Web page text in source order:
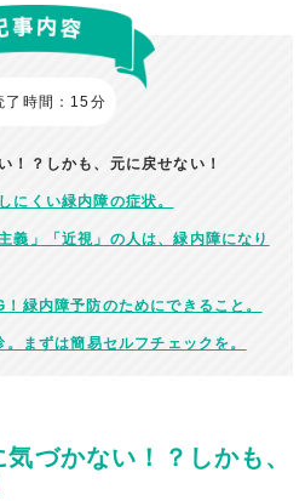
！？しかも、元に戻せない！
にくい緑内障の症状。
義」「近視」の人は、緑内障になり
緑内障予防のためにできること。
まずは簡易セルフチェックを。
了時間：15分
づかない！？しかも、